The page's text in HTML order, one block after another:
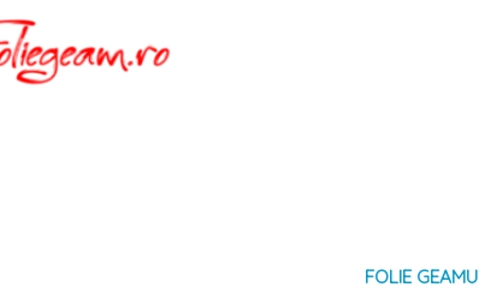
FOLIE